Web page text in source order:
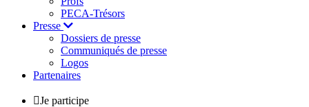
PECA-Trésors
Presse
Dossiers de presse
Communiqués de presse
Logos
Partenaires
Je participe